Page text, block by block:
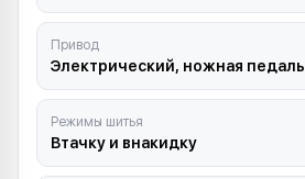
Привод
Электрический, ножная педаль
Режимы шитья
Втачку и внакидку